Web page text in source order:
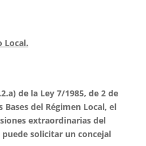
Local.
de la Ley 7/1985, de 2 de
del Régimen Local, el
extraordinarias del
solicitar un concejal